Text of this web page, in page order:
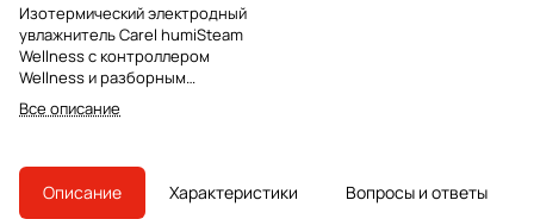
Изотермический электродный
увлажнитель Carel humiSteam
Wellness с контроллером
Wellness и разборным
цилиндром BLCT. Модель снята с
производства, преемник —
Все описание
Описание Характеристики Вопросы и ответы